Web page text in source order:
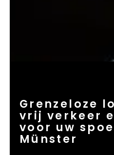
Grenzeloze
vrij verkeer
voor uw
Münster